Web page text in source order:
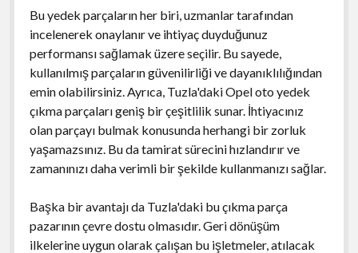
Bu yedek parçaların her biri, uzmanlar tarafından
incelenerek onaylanır ve ihtiyaç duyduğunuz
performansı sağlamak üzere seçilir. Bu sayede,
kullanılmış parçaların güvenilirliği ve dayanıklılığından
emin olabilirsiniz. Ayrıca, Tuzla'daki Opel oto yedek
çıkma parçaları geniş bir çeşitlilik sunar. İhtiyacınız
olan parçayı bulmak konusunda herhangi bir zorluk
yaşamazsınız. Bu da tamirat sürecini hızlandırır ve
zamanınızı daha verimli bir şekilde kullanmanızı sağlar.
Başka bir avantajı da Tuzla'daki bu çıkma parça
pazarının çevre dostu olmasıdır. Geri dönüşüm
ilkelerine uygun olarak çalışan bu işletmeler, atılacak